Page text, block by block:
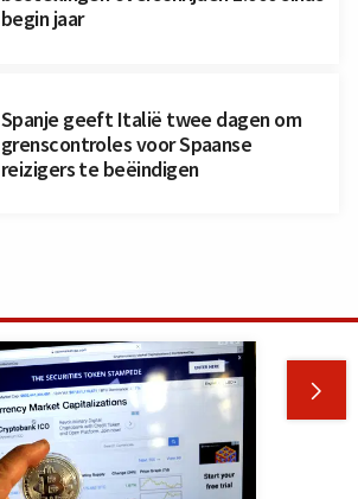
begin jaar
Spanje geeft Italië twee dagen om
grenscontroles voor Spaanse
reizigers te beëindigen
